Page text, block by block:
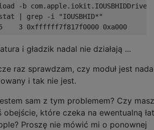
-b com.apple.iokit.IOUSBHIDDriver
| grep -i "IOUSBHID*"
i gładzik nadal nie działają ...
raz sprawdzam, czy moduł jest
i tak nie jest.
sam z tym problemem? Czy masz
obejście, które czeka na ewentualną
Proszę nie mówić mi o ponownej